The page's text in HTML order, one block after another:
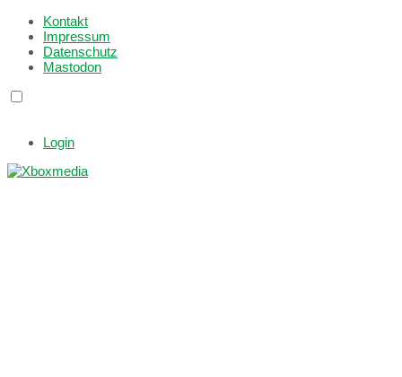
Kontakt
Impressum
Datenschutz
Mastodon
Login